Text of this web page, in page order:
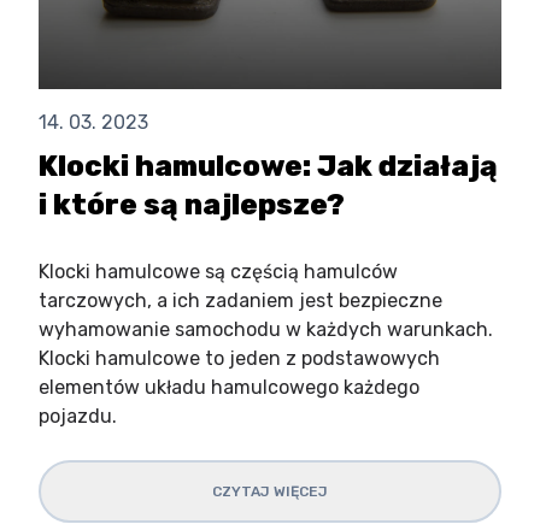
14. 03. 2023
Klocki hamulcowe: Jak działają
i które są najlepsze?
Klocki hamulcowe są częścią hamulców
tarczowych, a ich zadaniem jest bezpieczne
wyhamowanie samochodu w każdych warunkach.
Klocki hamulcowe to jeden z podstawowych
elementów układu hamulcowego każdego
pojazdu.
CZYTAJ WIĘCEJ